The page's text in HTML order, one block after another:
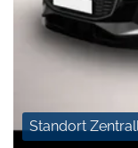
Standort